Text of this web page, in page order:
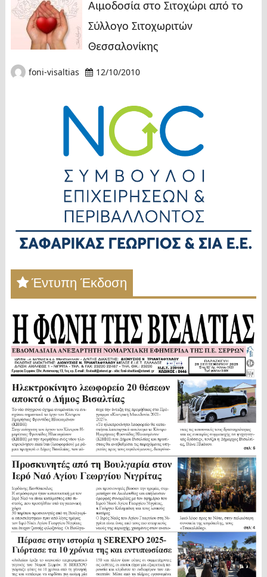
Αιμοδοσία στο Σιτοχώρι από το
Σύλλογο Σιτοχωριτών
Θεσσαλονίκης
foni-visaltias 12/10/2010
Έντυπη Έκδοση